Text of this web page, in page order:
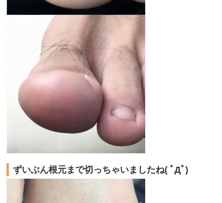
ずいぶん根元まで切っちゃいましたね( ﾟДﾟ)